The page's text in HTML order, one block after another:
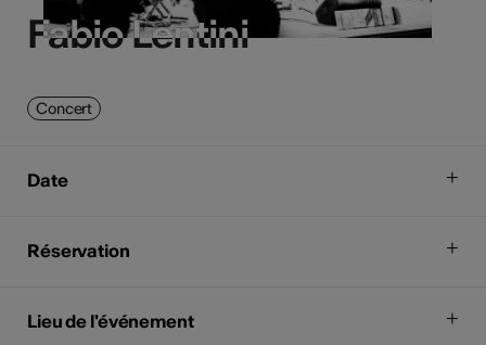
Fabio Lentini
Fabio Lentini
Concert
Date
Réservation
Lieu de l'événement